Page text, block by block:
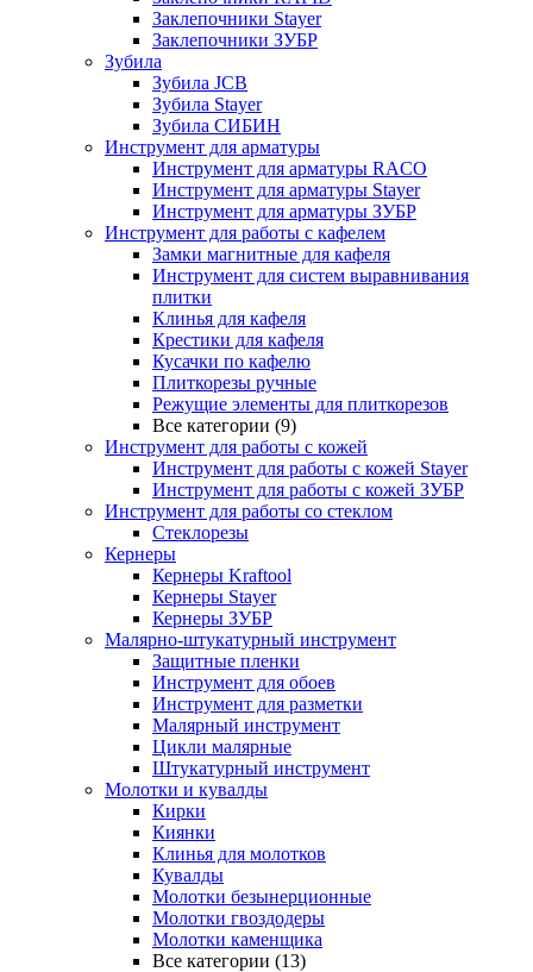
Заклепочники Stayer
Заклепочники ЗУБР
Зубила
Зубила JCB
Зубила Stayer
Зубила СИБИН
Инструмент для арматуры
Инструмент для арматуры RACO
Инструмент для арматуры Stayer
Инструмент для арматуры ЗУБР
Инструмент для работы с кафелем
Замки магнитные для кафеля
Инструмент для систем выравнивания
плитки
Клинья для кафеля
Крестики для кафеля
Кусачки по кафелю
Плиткорезы ручные
Режущие элементы для плиткорезов
Все категории (9)
Инструмент для работы с кожей
Инструмент для работы с кожей Stayer
Инструмент для работы с кожей ЗУБР
Инструмент для работы со стеклом
Стеклорезы
Кернеры
Кернеры Kraftool
Кернеры Stayer
Кернеры ЗУБР
Малярно-штукатурный инструмент
Защитные пленки
Инструмент для обоев
Инструмент для разметки
Малярный инструмент
Цикли малярные
Штукатурный инструмент
Молотки и кувалды
Кирки
Киянки
Клинья для молотков
Кувалды
Молотки безынерционные
Молотки гвоздодеры
Молотки каменщика
Все категории (13)